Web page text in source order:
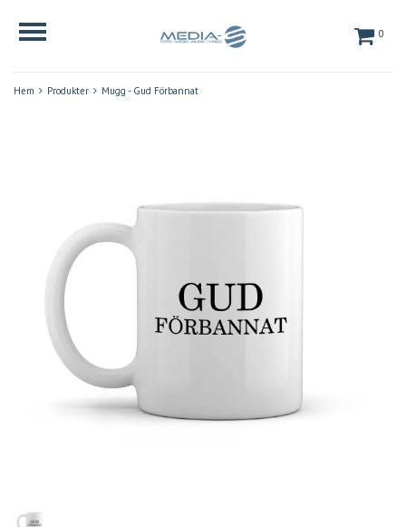
0
Hem Produkter Mugg - Gud Förbannat